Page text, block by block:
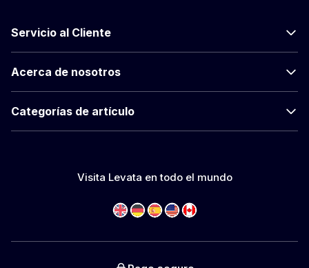
Servicio al Cliente
Acerca de nosotros
Categorías de artículo
Visita Levata en todo el mundo